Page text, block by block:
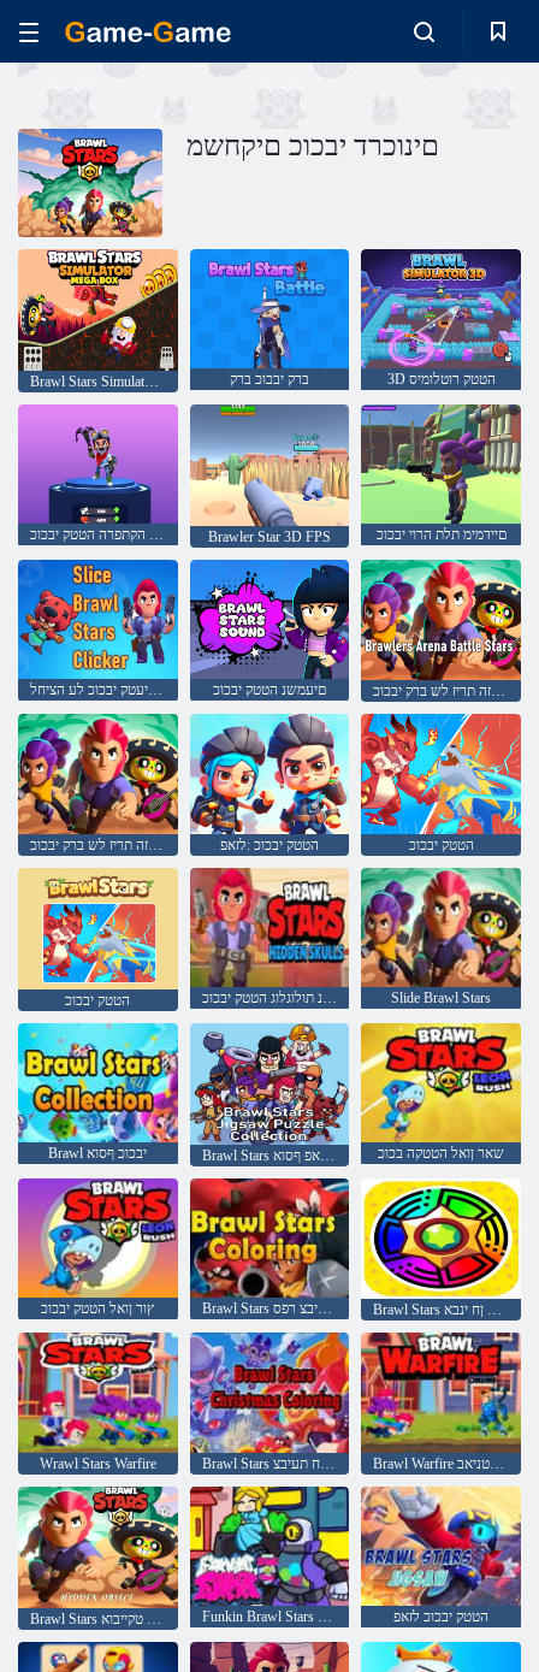
םינוכרד יבכוכ םיקחשמ
Brawl Stars Simulator Mega Box ברק יבכוכ ברק 3D הטטק רוטלומיס
הצימא הקתפרה הטטק יבכוכ Brawler Star 3D FPS םיידמימ תלת הרוי יבכוכ
תוסורפ יעטק יבכוכ לע הציחל םיעמשנ הטטק יבכוכ הריזה תריז לש ברק יבכוכ
הריזה תריז לש ברק יבכוכ הטטק יבכוכ :לזאפ הטטק יבכוכ
הטטק יבכוכ תורתסנ תולוגלוג הטטק יבכוכ Slide Brawl Stars
Brawl יבכוכ ףסוא Brawl Stars לש םילזאפ ףסוא שאר ןואל הטטקה בכוכ
ץור ןואל הטטק יבכוכ Brawl Stars לש העיבצ רפס Brawl Stars ןיפס לגלג םניח ןח ינבא
Wrawl Stars Warfire Brawl Stars לש דלומה גח תעיבצ Brawl Warfire טנרטניאב
Funkin Brawl Stars Mod ישיש ליל הטטק יבכוכ לזאפ